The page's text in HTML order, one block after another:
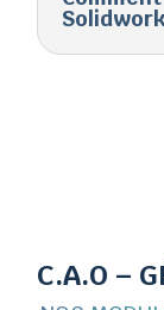
C.A.O –